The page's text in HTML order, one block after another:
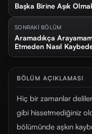
Başka Birine Aşık
SONRAKİ BÖLÜM
Aramadıkça
Etmeden Nasıl
BÖLÜM AÇIKLAMASI
Hiç bir zamanlar
gibi hissetmediğiniz
bölümünde aşkın